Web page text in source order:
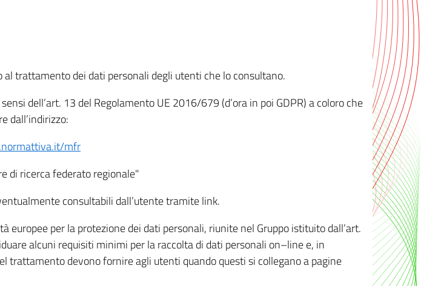
trattamento dei dati personali degli utenti che lo consultano.
dell’art. 13 del Regolamento UE 2016/679 (d’ora in poi GDPR) a coloro che
dall’indirizzo:
mfr
di ricerca federato regionale"
consultabili dall’utente tramite link.
per la protezione dei dati personali, riunite nel Gruppo istituito dall’art.
alcuni requisiti minimi per la raccolta di dati personali on–line e, in
devono fornire agli utenti quando questi si collegano a pagine